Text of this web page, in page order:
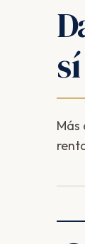
Más